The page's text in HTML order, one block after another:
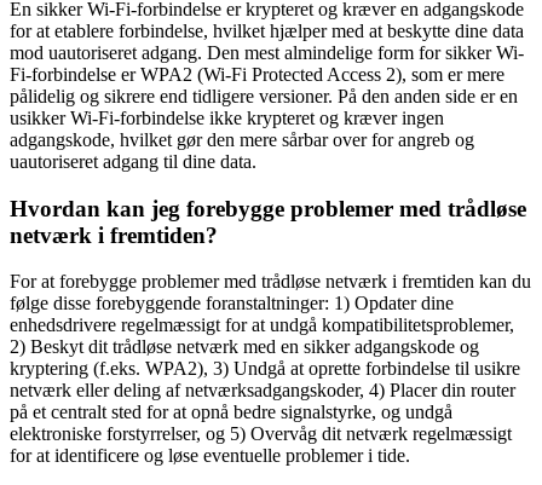
En sikker Wi-Fi-forbindelse er krypteret og kræver en adgangskode
for at etablere forbindelse, hvilket hjælper med at beskytte dine data
mod uautoriseret adgang. Den mest almindelige form for sikker Wi-
Fi-forbindelse er WPA2 (Wi-Fi Protected Access 2), som er mere
pålidelig og sikrere end tidligere versioner. På den anden side er en
usikker Wi-Fi-forbindelse ikke krypteret og kræver ingen
adgangskode, hvilket gør den mere sårbar over for angreb og
uautoriseret adgang til dine data.
Hvordan kan jeg forebygge problemer med trådløse
netværk i fremtiden?
For at forebygge problemer med trådløse netværk i fremtiden kan du
følge disse forebyggende foranstaltninger: 1) Opdater dine
enhedsdrivere regelmæssigt for at undgå kompatibilitetsproblemer,
2) Beskyt dit trådløse netværk med en sikker adgangskode og
kryptering (f.eks. WPA2), 3) Undgå at oprette forbindelse til usikre
netværk eller deling af netværksadgangskoder, 4) Placer din router
på et centralt sted for at opnå bedre signalstyrke, og undgå
elektroniske forstyrrelser, og 5) Overvåg dit netværk regelmæssigt
for at identificere og løse eventuelle problemer i tide.